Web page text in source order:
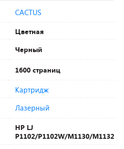
CACTUS
Цветная
Черный
1600 страниц
Картридж
Лазерный
HP LJ
P1102/P1102W/M1130/M1132